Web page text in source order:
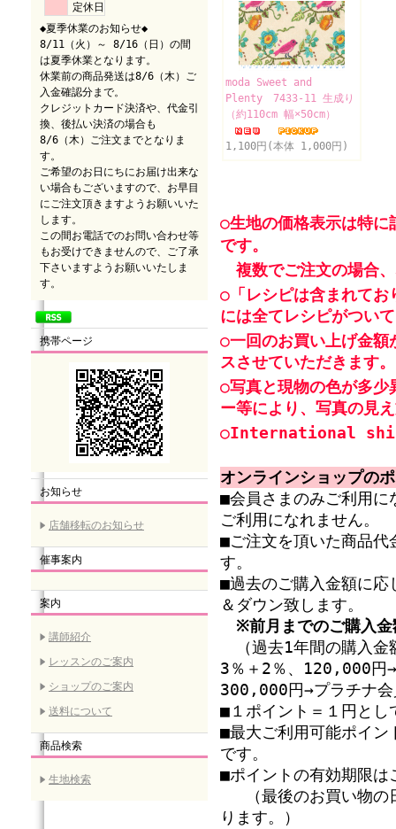
定休日
◆夏季休業のお知らせ◆
8/11（火）～ 8/16（日）の間
は夏季休業となります。
休業前の商品発送は8/6（木）ご
入金確認分まで。
クレジットカード決済や、代金引
換、後払い決済の場合も
8/6（木）ご注文までとなりま
す。
ご希望のお日にちにお届け出来な
い場合もございますので、お早目
にご注文頂きますようお願いいた
します。
この間お電話でのお問い合わせ等
もお受けできませんので、ご了承
下さいますようお願いいたしま
す。
携帯ページ
お知らせ
店舗移転のお知らせ
催事案内
案内
講師紹介
レッスンのご案内
ショップのご案内
送料について
商品検索
生地検索
moda Sweet and
Plenty 7433-11 生成り
（約110cm 幅×50cm）
1,100円(本体 1,000円)
○生地の価格表示は特に
です。
複数でご注文の場合
○「レシピは含まれてお
には全てレシピがつい
○一回のお買い上げ金
スさせていただきます。
○写真と現物の色が多少
ー等により、写真の見
○International
オンラインショップの
■会員さまのみご利用に
ご利用になれません。
■ご注文を頂いた商品代
す。
■過去のご購入金額に応
＆ダウン致します。
※前月までのご購入
（過去1年間の購入
3％＋2％、120,000円
300,000円→プラチナ会
■１ポイント＝１円とし
■最大ご利用可能ポイン
です。
■ポイントの有効期限は
（最後のお買い物の
ります。）